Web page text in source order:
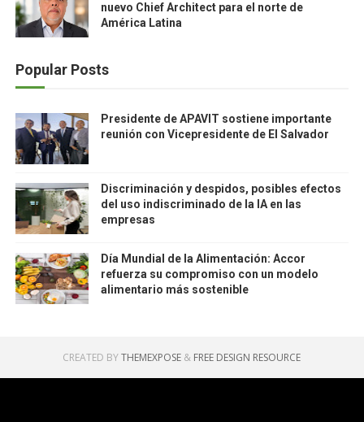
nuevo Chief Architect para el norte de
América Latina
Popular Posts
Presidente de APAVIT sostiene importante
reunión con Vicepresidente de El Salvador
Discriminación y despidos, posibles efectos
del uso indiscriminado de la IA en las
empresas
Día Mundial de la Alimentación: Accor
refuerza su compromiso con un modelo
alimentario más sostenible
CREATED BYTHEMEXPOSE & FREE DESIGN RESOURCE